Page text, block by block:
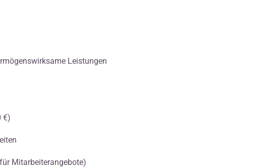
Leistungen
€)
Mitarbeiterangebote)